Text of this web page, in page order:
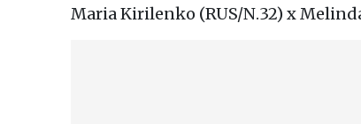
Maria Kirilenko (RUS/N.32) x